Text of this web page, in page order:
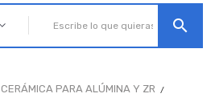
search
CERÁMICA PARA ALÚMINA Y ZR